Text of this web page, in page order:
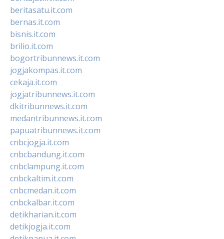
beritasatu.it.com
bernas.it.com
bisnis.it.com
brilio.it.com
bogortribunnews.it.com
jogjakompas.it.com
cekaja.it.com
jogjatribunnews.it.com
dkitribunnews.it.com
medantribunnews.it.com
papuatribunnews.it.com
cnbcjogja.it.com
cnbcbandung.it.com
cnbclampung.it.com
cnbckaltim.it.com
cnbcmedan.it.com
cnbckalbar.it.com
detikharian.it.com
detikjogja.it.com